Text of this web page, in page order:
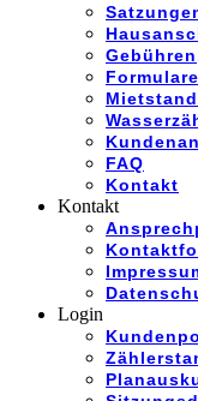
Formulare
FAQ
Kontakt
Kontakt
Login